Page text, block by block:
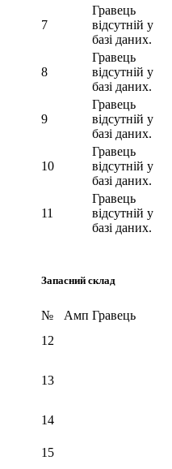
7
Гравець
відсутній у
базі даних.
8
Гравець
відсутній у
базі даних.
9
Гравець
відсутній у
базі даних.
10
Гравець
відсутній у
базі даних.
11
Гравець
відсутній у
базі даних.
Запасний склад
№ Амп Гравець
12
13
14
15